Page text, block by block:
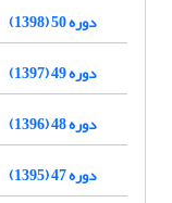
دوره 50 (1398)
دوره 49 (1397)
دوره 48 (1396)
دوره 47 (1395)